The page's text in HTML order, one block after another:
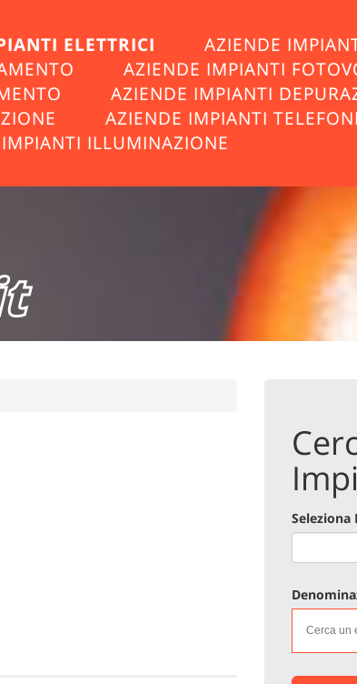
ELETTRICI
AZIENDE
AZIENDE IMPIANTI
AZIENDE IMPIANTI
AZIENDE IMPIANTI
ILLUMINAZIONE
Seleziona